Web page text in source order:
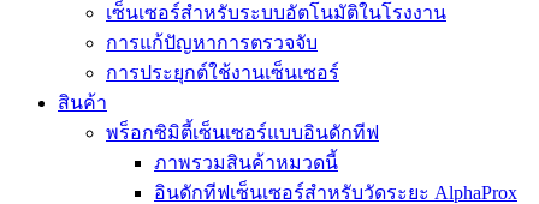
เซ็นเซอร์สำหรับระบบอัตโนมัติในโรงงาน
การแก้ปัญหาการตรวจจับ
การประยุกต์ใช้งานเซ็นเซอร์
สินค้า
พร็อกซิมิตี้เซ็นเซอร์แบบอินดักทีฟ
ภาพรวมสินค้าหมวดนี้
อินดักทีฟเซ็นเซอร์สำหรับวัดระยะ AlphaProx